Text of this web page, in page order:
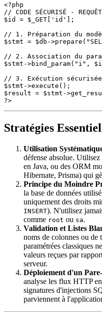
<?php
// CODE SÉCURISÉ -
$id = $_GET['id'];
// 1. Préparation du
$stmt = $db-
// 2. Association du
$stmt->bind_param("i",
// 3. Exécution sécurisée
$stmt->execute();
$result = $stmt-
Stratégies
Utilisation
défense absolue.
en Java, ou des ORM
Hibernate, Prisma) qui
Principe du Moindre
la base de données
uniquement des droits
INSERT). N'utilisez
comme root ou sa.
Validation et Listes
noms de colonnes ou de
paramétrées classiques
valeurs reçues par
serveur.
Déploiement d'un
analyse les flux HTTP
signatures d'injections
parviennent à